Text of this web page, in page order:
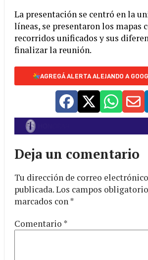
La presentación se centró en la
líneas, se presentaron los mapas
recorridos unificados y sus
finalizar la reunión.
AGREGÁ ALERTA ALEJANDO A
Deja un comentario
Tu dirección de correo
publicada.Los campos
marcados con*
Comentario *